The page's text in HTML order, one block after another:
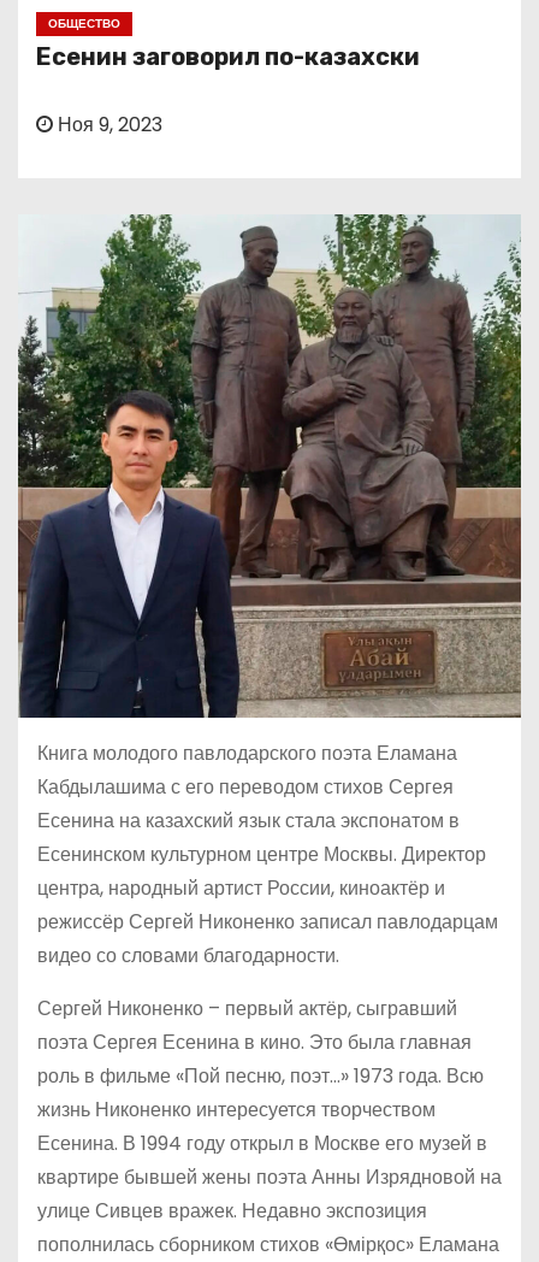
ОБЩЕСТВО
Есенин заговорил по-казахски
Ноя 9, 2023
Книга молодого павлодарского поэта Еламана
Кабдылашима с его переводом стихов Сергея
Есенина на казахский язык стала экспонатом в
Есенинском культурном центре Москвы. Директор
центра, народный артист России, киноактёр и
режиссёр Сергей Никоненко записал павлодарцам
видео со словами благодарности.
Сергей Никоненко – первый актёр, сыгравший
поэта Сергея Есенина в кино. Это была главная
роль в фильме «Пой песню, поэт…» 1973 года. Всю
жизнь Никоненко интересуется творчеством
Есенина. В 1994 году открыл в Москве его музей в
квартире бывшей жены поэта Анны Изрядновой на
улице Сивцев вражек. Недавно экспозиция
пополнилась сборником стихов «Өмірқос» Еламана